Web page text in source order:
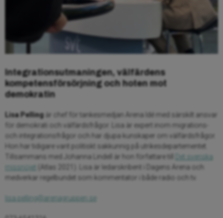
Integrationsutmaningen, välfärdens
kompetensförsörjning och hoten mot
demokratin
Lisa Pellingär chef för tankesmedjan Arena Idé med särskilt ansvar
för demokrati och välfärdsfrågor. Lisa är expert inom migrations-
och integrationsfrågor och har djupa kunskaper om välfärdsfrågor.
Hon har tidigare varit politiskt sakkunnig på utrikesdepartementet.
Tillsammans med Johanna Lindell är hon författare till
Det svenska
missnöjet
(Atlas 2021). Lisa är ledarskribent i Dagens Arena och
medverkar regelbundet som kommentator i både radio och tv.
lisa.pelling@arenagruppen.se